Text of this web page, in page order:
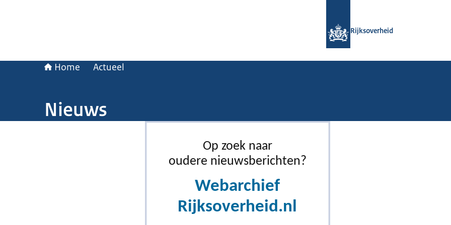
Rijksoverheid
Home Actueel
Nieuws